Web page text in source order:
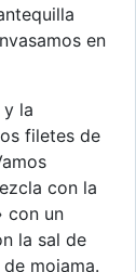
en
la
filetes de
con la
con un
la sal de
mojama.